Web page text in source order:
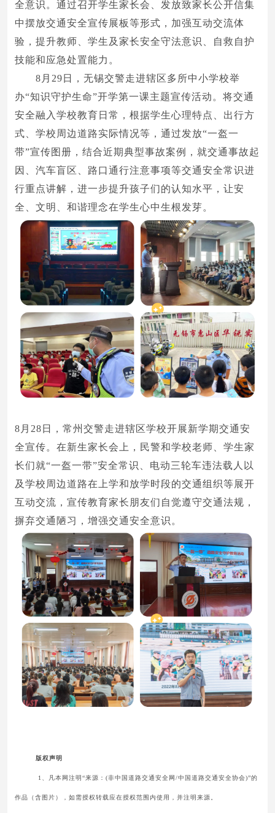
全意识。通过召开学生家长会、发放致家长公开信集
中摆放交通安全宣传展板等形式，加强互动交流体
验，提升教师、学生及家长安全守法意识、自救自护
技能和应急处置能力。
8月29日，无锡交警走进辖区多所中小学校举
办“知识守护生命”开学第一课主题宣传活动。将交通
安全融入学校教育日常，根据学生心理特点、出行方
式、学校周边道路实际情况等，通过发放“一盔一
带”宣传图册，结合近期典型事故案例，就交通事故起
因、汽车盲区、路口通行注意事项等交通安全常识进
行重点讲解，进一步提升孩子们的认知水平，让安
全、文明、和谐理念在学生心中生根发芽。
8月28日，常州交警走进辖区学校开展新学期交通安
全宣传。在新生家长会上，民警和学校老师、学生家
长们就“一盔一带”安全常识、电动三轮车违法载人以
及学校周边道路在上学和放学时段的交通组织等展开
互动交流，宣传教育家长朋友们自觉遵守交通法规，
摒弃交通陋习，增强交通安全意识。
版权声明
1、凡本网注明“来源：(非中国道路交通安全网/中国道路交通安全协会)”的
作品（含图片），如需授权转载应在授权范围内使用，并注明来源。